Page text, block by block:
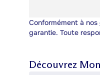
Conformément à nos
garantie. Toute
Découvrez